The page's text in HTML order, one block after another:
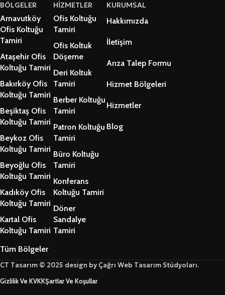
BÖLGELER
Arnavutköy
Ofis Koltuğu
Tamiri
Ataşehir Ofis
Koltuğu Tamiri
Bakırköy Ofis
Koltuğu Tamiri
Beşiktaş Ofis
Koltuğu Tamiri
Beykoz Ofis
Koltuğu Tamiri
Beyoğlu Ofis
Koltuğu Tamiri
Kadıköy Ofis
Koltuğu Tamiri
Kartal Ofis
Koltuğu Tamiri
Tüm Bölgeler
HİZMETLER
Ofis Koltuğu
Tamiri
Ofis Koltuk
Döşeme
Deri Koltuk
Tamiri
Berber Koltuğu
Tamiri
Patron Koltuğu
Tamiri
Büro Koltuğu
Tamiri
Konferans
Koltuğu Tamiri
Döner
Sandalye
Tamiri
KURUMSAL
Hakkımızda
İletişim
Arıza Talep Formu
Hizmet Bölgeleri
Hizmetler
Blog
CT Tasarım © 2025 design by Çağrı Web Tasarım Stüdyoları.
Gizlilik Ve KVKKŞartlar Ve Koşullar